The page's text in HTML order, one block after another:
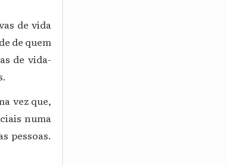
de vida
de quem
de vida-
vez que,
numa
pessoas.